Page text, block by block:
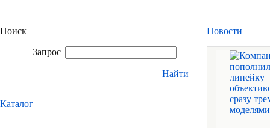
Поиск
Запрос
Найти
Каталог
Новости